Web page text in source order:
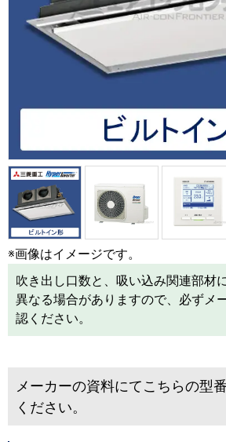
※画像はイメージです。
吹き出し口数と、吸い込み関連部材
異なる場合がありますので、必ずメ
認ください。
メーカーの資料にてこちらの型
ください。